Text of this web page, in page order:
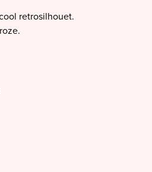
retrosilhouet.